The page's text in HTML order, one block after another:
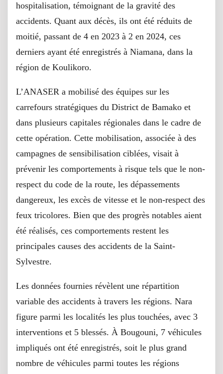
hospitalisation, témoignant de la gravité des
accidents. Quant aux décès, ils ont été réduits de
moitié, passant de 4 en 2023 à 2 en 2024, ces
derniers ayant été enregistrés à Niamana, dans la
région de Koulikoro.
L’ANASER a mobilisé des équipes sur les
carrefours stratégiques du District de Bamako et
dans plusieurs capitales régionales dans le cadre de
cette opération. Cette mobilisation, associée à des
campagnes de sensibilisation ciblées, visait à
prévenir les comportements à risque tels que le non-
respect du code de la route, les dépassements
dangereux, les excès de vitesse et le non-respect des
feux tricolores. Bien que des progrès notables aient
été réalisés, ces comportements restent les
principales causes des accidents de la Saint-
Sylvestre.
Les données fournies révèlent une répartition
variable des accidents à travers les régions. Nara
figure parmi les localités les plus touchées, avec 3
interventions et 5 blessés. À Bougouni, 7 véhicules
impliqués ont été enregistrés, soit le plus grand
nombre de véhicules parmi toutes les régions